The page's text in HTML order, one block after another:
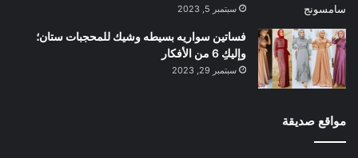
سبتمبر 5, 2023
فساتين سواريه بسيطه وشيك للمحجبات ستان؛
وإليكِ 6 من الأفكار
سبتمبر 29, 2023
مواقع صديقة